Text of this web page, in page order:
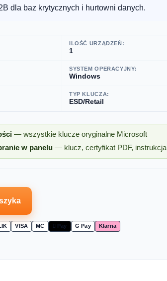
— wszystkie klucze oryginalne Microsoft
w panelu — klucz, certyfikat PDF, instrukcja
ILOŚĆ URZĄDZEŃ:
1
SYSTEM OPERACYJNY:
Windows
TYP KLUCZA:
ESD/Retail
VISA MC  Pay G Pay Klarna
dla baz krytycznych i hurtowni danych.